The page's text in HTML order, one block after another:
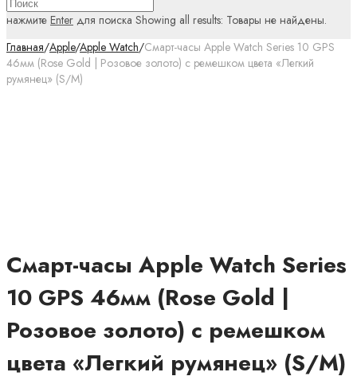
нажмите Enter для поиска Showing all results: Товары не найдены.
Главная/Apple/Apple Watch/Смарт-часы Apple Watch Series 10 GPS
46мм (Rose Gold | Розовое золото) с ремешком цвета «Легкий
румянец» (S/M)
Смарт-часы Apple Watch Series
10 GPS 46мм (Rose Gold |
Розовое золото) с ремешком
цвета «Легкий румянец» (S/M)